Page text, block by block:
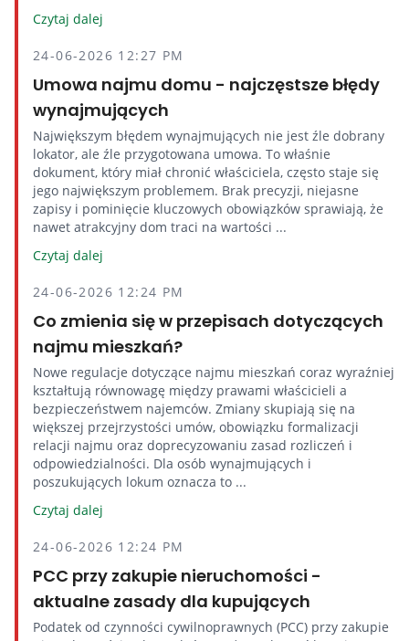
Czytaj dalej
24-06-2026 12:27 PM
Umowa najmu domu - najczęstsze błędy
wynajmujących
Największym błędem wynajmujących nie jest źle dobrany
lokator, ale źle przygotowana umowa. To właśnie
dokument, który miał chronić właściciela, często staje się
jego największym problemem. Brak precyzji, niejasne
zapisy i pominięcie kluczowych obowiązków sprawiają, że
nawet atrakcyjny dom traci na wartości ...
Czytaj dalej
24-06-2026 12:24 PM
Co zmienia się w przepisach dotyczących
najmu mieszkań?
Nowe regulacje dotyczące najmu mieszkań coraz wyraźniej
kształtują równowagę między prawami właścicieli a
bezpieczeństwem najemców. Zmiany skupiają się na
większej przejrzystości umów, obowiązku formalizacji
relacji najmu oraz doprecyzowaniu zasad rozliczeń i
odpowiedzialności. Dla osób wynajmujących i
poszukujących lokum oznacza to ...
Czytaj dalej
24-06-2026 12:24 PM
PCC przy zakupie nieruchomości -
aktualne zasady dla kupujących
Podatek od czynności cywilnoprawnych (PCC) przy zakupie